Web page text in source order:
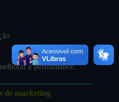
a performance.
de marketing